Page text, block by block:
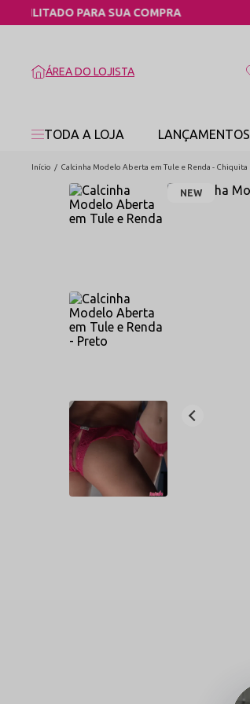
ÁREA DO LOJISTA
TODA A LOJA LANÇAMENTOS
Início Calcinha Modelo Aberta em Tule e Renda - Chiquita
NEW